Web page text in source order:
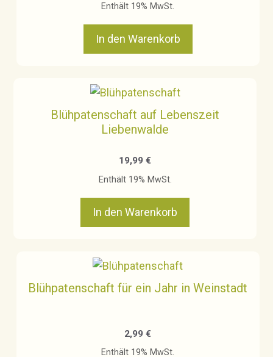
Enthält 19% MwSt.
In den Warenkorb
Blühpatenschaft auf Lebenszeit
Liebenwalde
19,99€
Enthält 19% MwSt.
In den Warenkorb
Blühpatenschaft für ein Jahr in Weinstadt
2,99€
Enthält 19% MwSt.